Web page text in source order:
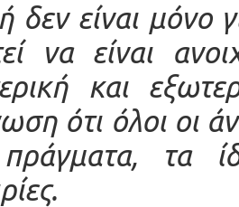
δεν είναι μόνο
να είναι
και
ότι όλοι οι
τα